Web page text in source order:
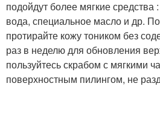
подойдут более мягкие
вода, специальное масло и др.
протирайте кожу тоником без
раз в неделю для обновления
пользуйтесь скрабом с мягкими
поверхностным пилингом, не